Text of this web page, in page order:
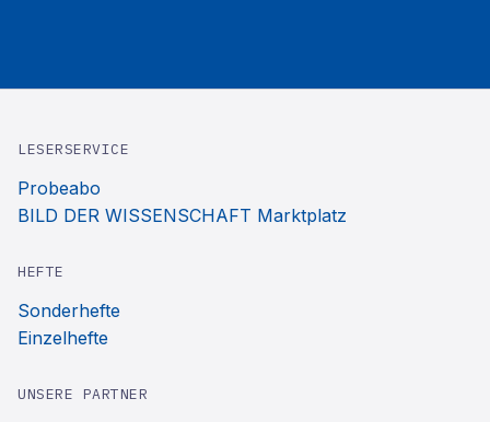
LESERSERVICE
Probeabo
BILD DER WISSENSCHAFT Marktplatz
HEFTE
Sonderhefte
Einzelhefte
UNSERE PARTNER